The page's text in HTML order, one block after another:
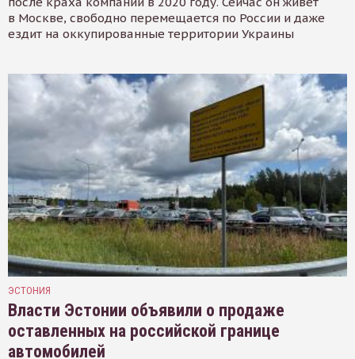
в Москве, свободно перемещается по России и даже
ездит на оккупированные территории Украины
ЭСТОНИЯ
Власти Эстонии объявили о продаже
оставленных на российской границе
автомобилей